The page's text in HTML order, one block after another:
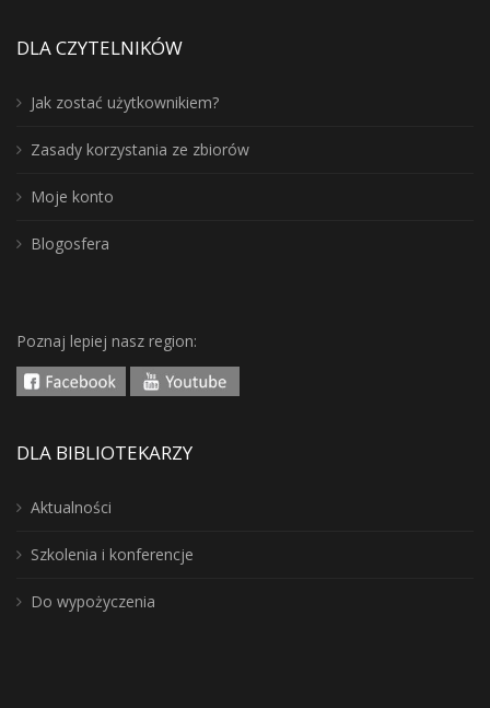
DLA CZYTELNIKÓW
Jak zostać użytkownikiem?
Zasady korzystania ze zbiorów
Moje konto
Blogosfera
Poznaj lepiej nasz region:
DLA BIBLIOTEKARZY
Aktualności
Szkolenia i konferencje
Do wypożyczenia